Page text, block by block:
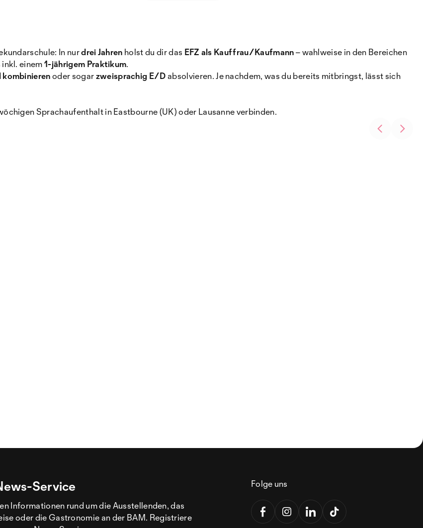
In nurdrei Jahren holst du dir das EFZ als Kauffrau/Kaufmann– wahlweise in den Bereichen
inkl. einem1-jährigem Praktikum.
kombinierenoder sogarzweisprachig E/Dabsolvieren. Je nachdem, was du bereits mitbringst, lässt sich
Sprachaufenthalt in Eastbourne (UK) oder Lausanne verbinden.
Service
Informationen rund um die Ausstellenden, das
oder die Gastronomie an der BAM. Registriere
Folge uns